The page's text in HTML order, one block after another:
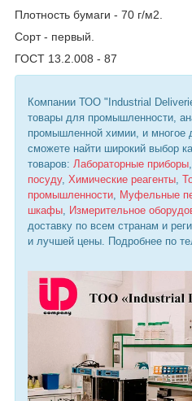
Плотность бумаги - 70 г/м2
Сорт - первый.
ГОСТ 13.2.008 - 87
Компании ТОО "Industrial
товары для промышленности,
промышленной химии, и многое
сможете найти широкий выбор
товаров: Лабораторные приборы
посуду, Химические реагенты
промышленности
Муфельные
шкафы
Измерительное
доставку по всем странам и
и лучшей цены. Подробнее по